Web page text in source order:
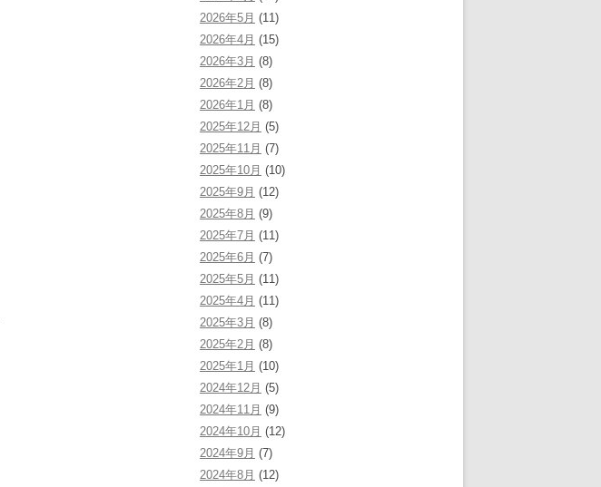
2026年5月 (11)
2026年4月 (15)
2026年3月 (8)
2026年2月 (8)
2026年1月 (8)
2025年12月 (5)
2025年11月 (7)
2025年10月 (10)
2025年9月 (12)
2025年8月 (9)
2025年7月 (11)
2025年6月 (7)
2025年5月 (11)
2025年4月 (11)
2025年3月 (8)
2025年2月 (8)
2025年1月 (10)
2024年12月 (5)
2024年11月 (9)
2024年10月 (12)
2024年9月 (7)
2024年8月 (12)